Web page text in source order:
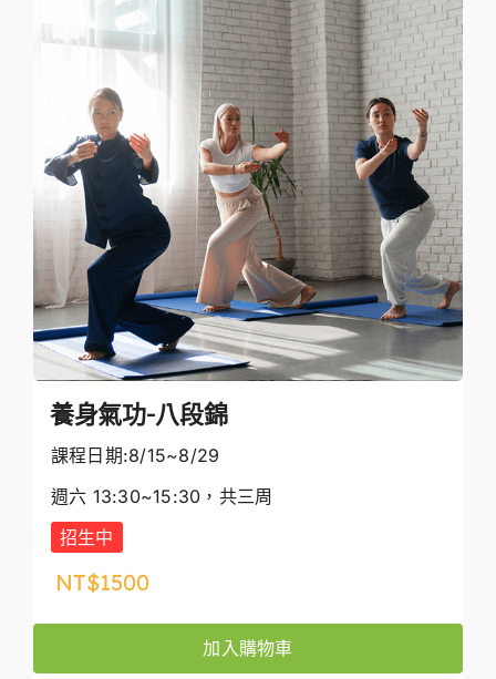
養身氣功-八段錦
課程日期:8/15~8/29
週六 13:30~15:30，共三周
招生中
NT$1500
加入購物車